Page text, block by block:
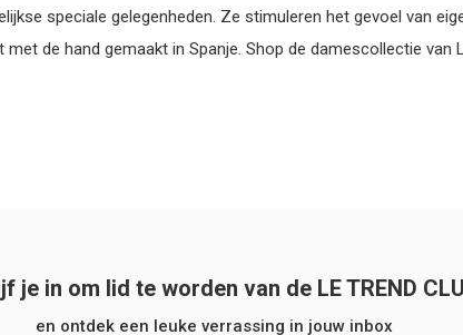
speciale gelegenheden. Ze stimuleren het gevoel van
de hand gemaakt in Spanje. Shop de damescollectie van
je in om lid te worden van de LE TREND
en ontdek een leuke verrassing in jouw inbox